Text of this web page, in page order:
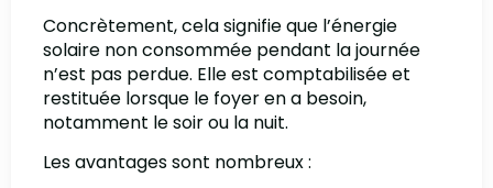
Concrètement, cela signifie que l’énergie
solaire non consommée pendant la journée
n’est pas perdue. Elle est comptabilisée et
restituée lorsque le foyer en a besoin,
notamment le soir ou la nuit.
Les avantages sont nombreux :